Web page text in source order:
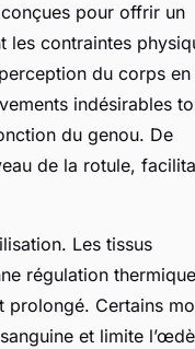
pour offrir un
les contraintes
du corps en
indésirables
du genou. De
de la rotule,
Les tissus
régulation
prolongé. Certains
et limite